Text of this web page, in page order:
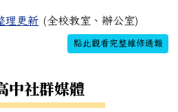
理更新 (全校教室、辦公室)
點此觀看完整維修通報
中社群媒體